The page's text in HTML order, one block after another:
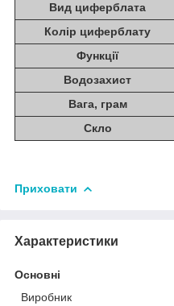
Вид циферблата
Колір циферблату
Функції
Водозахист
Вага, грам
Скло
Приховати
Характеристики
Основні
Виробник